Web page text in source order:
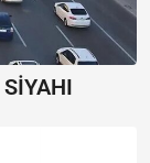
SİYAHI